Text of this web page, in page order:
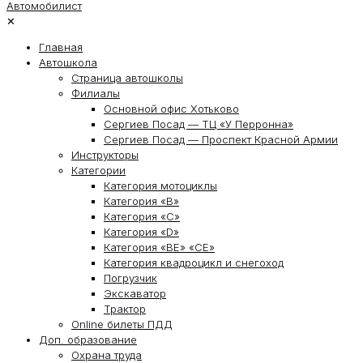
✕
Главная
Автошкола
Страница автошколы
Филиалы
Основной офис Хотьково
Сергиев Посад — ТЦ «У Перронна»
Сергиев Посад — Проспект Красной Армии
Инструкторы
Категории
Категория мотоциклы
Категория «В»
Категория «С»
Категория «D»
Категория «ВЕ» «СЕ»
Категория квадроцикл и снегоход
Погрузчик
Экскаватор
Трактор
Online билеты ПДД
Доп. образование
Охрана труда